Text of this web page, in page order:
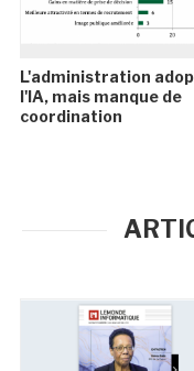
L'administration
l'IA, mais manque de
coordination